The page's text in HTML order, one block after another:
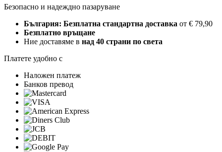
Безопасно и надеждно пазаруване
България: Безплатна стандартна доставка от € 79,90
Безплатно връщане
Ние доставяме в над 40 страни по света
Платете удобно с
Наложен платеж
Банков превод